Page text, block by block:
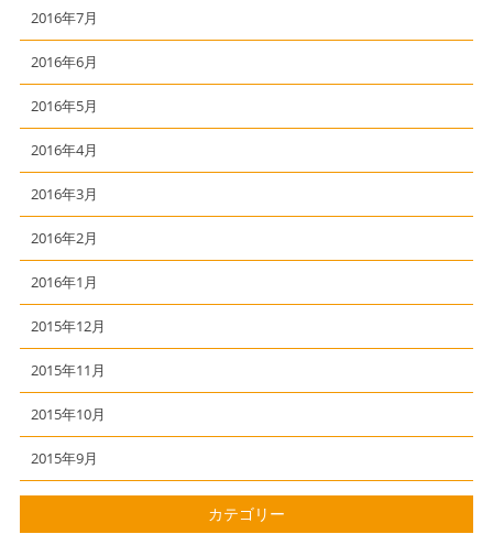
2016年7月
2016年6月
2016年5月
2016年4月
2016年3月
2016年2月
2016年1月
2015年12月
2015年11月
2015年10月
2015年9月
カテゴリー